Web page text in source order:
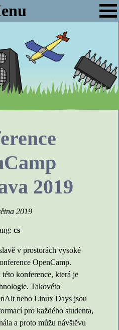
2019
2019
cs
v prostorách vysoké
OpenCamp.
konference, která je
Takovéto
nebo Linux Days jsou
pro každého studenta,
a proto můžu návštěvu